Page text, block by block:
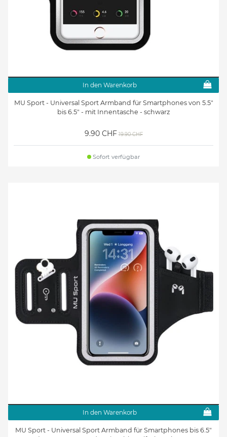
In den Warenkorb
MU Sport - Universal Sport Armband für Smartphones von 5.5"
bis 6.5" - mit Innentasche - schwarz
9.90 CHF 19.90 CHF
Sofort verfügbar
In den Warenkorb
MU Sport - Universal Sport Armband für Smartphones bis 6.5"